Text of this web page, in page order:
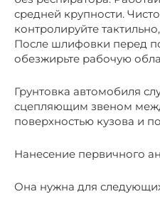
средней крупности.
контролируйте
После шлифовки перед
обезжирьте рабочую
Грунтовка автомобиля
сцепляющим звеном
поверхностью кузова и
Нанесение первичного
Она нужна для